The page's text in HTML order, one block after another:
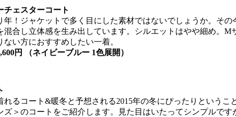
チェスターコート
！ジャケットで多く目にした素材ではないでしょうか。そ
合し立体感を生み出しています。シルエットはやや細め。
い方におすすめしたい一着。
円 （ネイビーブルー 1色展開）
れるコート&暖冬と予想される2015年の冬にぴったりという
ズ＞のコートをご紹介します。見た目はいたってシンプルで